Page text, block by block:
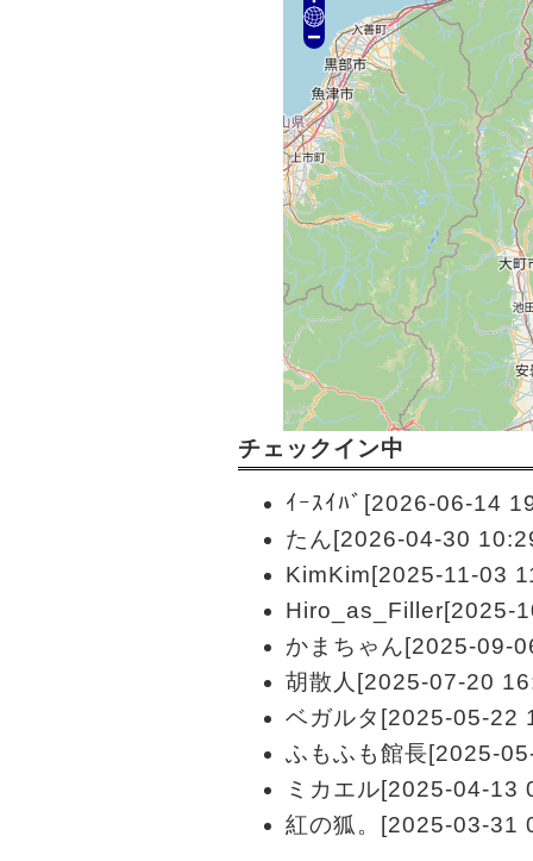
チェックイン中
ｲｰｽｲﾊﾞ[2026-06-14
たん[2026-04-30
KimKim[2025-11-03
Hiro_as_Filler[2025-
かまちゃん[2025-09-
胡散人[2025-07-20
ベガルタ[2025-05-22
ふもふも館長[2025-
ミカエル[2025-04-13
紅の狐。[2025-03-31